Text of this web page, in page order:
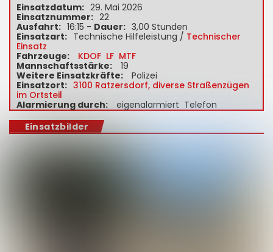
Einsatzdatum: 29. Mai 2026
Einsatznummer: 22
Ausfahrt: 16:15 - Dauer: 3,00 Stunden
Einsatzart: Technische Hilfeleistung / Technischer
Einsatz
Fahrzeuge:
KDOF LF MTF
Mannschaftsstärke:
19
Weitere Einsatzkräfte:
Polizei
Einsatzort: 3100 Ratzersdorf, diverse Straßenzügen
im Ortsteil
Alarmierung durch:
eigenalarmiert Telefon
Einsatzbilder